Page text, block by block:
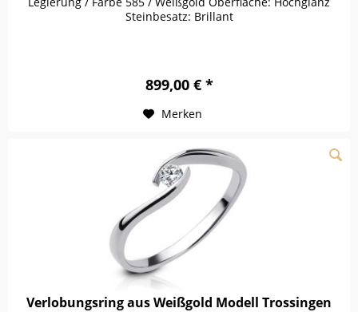
Steinbesatz: Brillant
899,00 € *
Merken
Verlobungsring aus Weißgold Modell Trossingen